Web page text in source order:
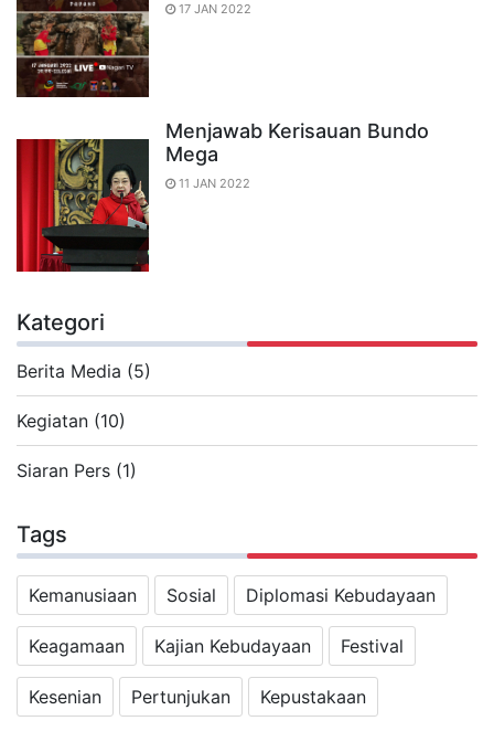
17 JAN 2022
Menjawab Kerisauan Bundo
Mega
11 JAN 2022
Kategori
Berita Media (5)
Kegiatan (10)
Siaran Pers (1)
Tags
Kemanusiaan Sosial Diplomasi Kebudayaan
Keagamaan Kajian Kebudayaan Festival
Kesenian Pertunjukan Kepustakaan